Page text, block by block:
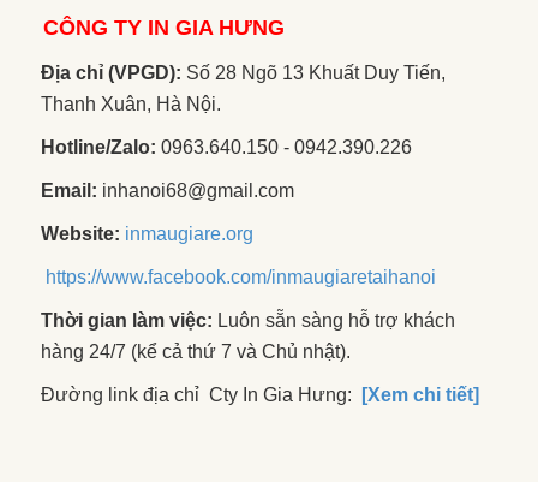
CÔNG TY IN GIA HƯNG
Địa chỉ (VPGD): Số 28 Ngõ 13 Khuất Duy Tiến,
Thanh Xuân, Hà Nội.
Hotline/Zalo: 0963.640.150 - 0942.390.226
Email: inhanoi68@gmail.com
Website: inmaugiare.org
https://www.facebook.com/inmaugiaretaihanoi
Thời gian làm việc: Luôn sẵn sàng hỗ trợ khách
hàng 24/7 (kể cả thứ 7 và Chủ nhật).
Đường link địa chỉ Cty In Gia Hưng: [Xem chi tiết]